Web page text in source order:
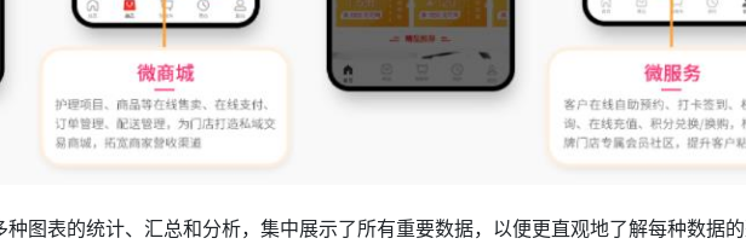
种图表的统计、汇总和分析，集中展示了所有重要数据，以便更直观地了解每种数据